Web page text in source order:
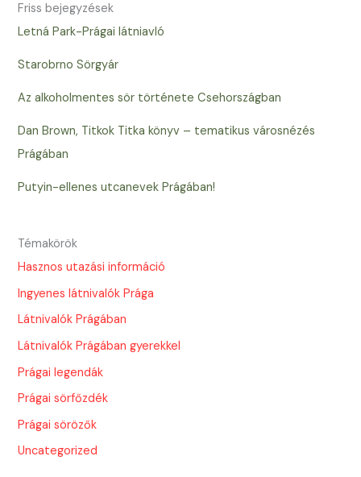
Friss bejegyzések
Letná Park-Prágai látniavló
Starobrno Sörgyár
Az alkoholmentes sör története Csehországban
Dan Brown, Titkok Titka könyv – tematikus városnézés
Prágában
Putyin-ellenes utcanevek Prágában!
Témakörök
Hasznos utazási információ
Ingyenes látnivalók Prága
Látnivalók Prágában
Látnivalók Prágában gyerekkel
Prágai legendák
Prágai sörfőzdék
Prágai sörözők
Uncategorized